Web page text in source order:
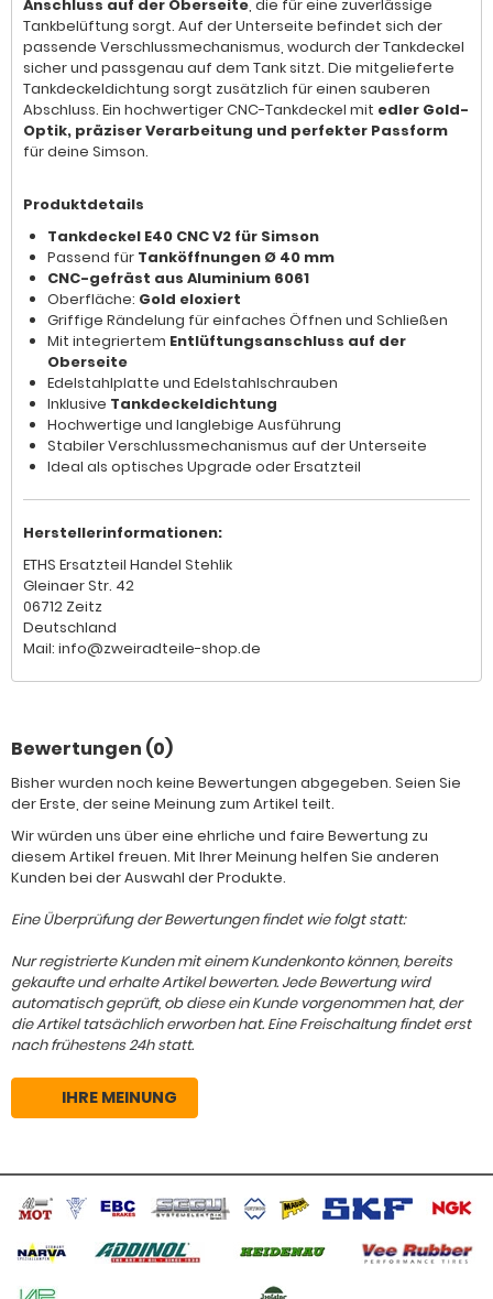
Anschluss auf der Oberseite, die für eine zuverlässige
Tankbelüftung sorgt. Auf der Unterseite befindet sich der
passende Verschlussmechanismus, wodurch der Tankdeckel
sicher und passgenau auf dem Tank sitzt. Die mitgelieferte
Tankdeckeldichtung sorgt zusätzlich für einen sauberen
Abschluss. Ein hochwertiger CNC-Tankdeckel mit edler Gold-
Optik, präziser Verarbeitung und perfekter Passform
für deine Simson.
Produktdetails
Tankdeckel E40 CNC V2 für Simson
Passend für Tanköffnungen Ø 40 mm
CNC-gefräst aus Aluminium 6061
Oberfläche: Gold eloxiert
Griffige Rändelung für einfaches Öffnen und Schließen
Mit integriertem Entlüftungsanschluss auf der
Oberseite
Edelstahlplatte und Edelstahlschrauben
Inklusive Tankdeckeldichtung
Hochwertige und langlebige Ausführung
Stabiler Verschlussmechanismus auf der Unterseite
Ideal als optisches Upgrade oder Ersatzteil
Herstellerinformationen:
ETHS Ersatzteil Handel Stehlik
Gleinaer Str. 42
06712 Zeitz
Deutschland
Mail: info@zweiradteile-shop.de
Bewertungen (0)
Bisher wurden noch keine Bewertungen abgegeben. Seien Sie
der Erste, der seine Meinung zum Artikel teilt.
Wir würden uns über eine ehrliche und faire Bewertung zu
diesem Artikel freuen. Mit Ihrer Meinung helfen Sie anderen
Kunden bei der Auswahl der Produkte.
Eine Überprüfung der Bewertungen findet wie folgt statt:
Nur registrierte Kunden mit einem Kundenkonto können, bereits
gekaufte und erhalte Artikel bewerten. Jede Bewertung wird
automatisch geprüft, ob diese ein Kunde vorgenommen hat, der
die Artikel tatsächlich erworben hat. Eine Freischaltung findet erst
nach frühestens 24h statt.
IHRE MEINUNG